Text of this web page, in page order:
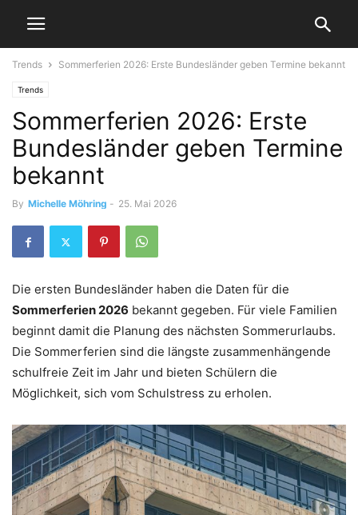
Trends Sommerferien 2026: Erste Bundesländer geben Termine bekannt
Trends
Sommerferien 2026: Erste
Bundesländer geben Termine
bekannt
By Michelle Möhring - 25. Mai 2026
Die ersten Bundesländer haben die Daten für die
Sommerferien 2026 bekannt gegeben. Für viele Familien
beginnt damit die Planung des nächsten Sommerurlaubs.
Die Sommerferien sind die längste zusammenhängende
schulfreie Zeit im Jahr und bieten Schülern die
Möglichkeit, sich vom Schulstress zu erholen.